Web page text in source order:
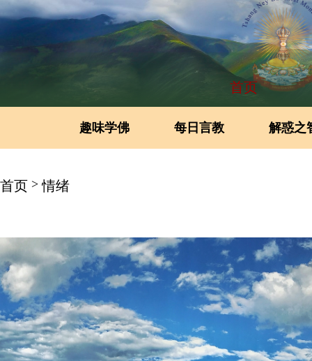
首页
趣味学佛 每日言教 解惑之
首页 > 情绪